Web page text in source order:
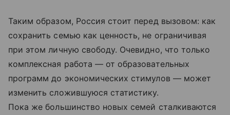
Таким образом, Россия стоит перед вызовом: как
сохранить семью как ценность, не ограничивая
при этом личную свободу. Очевидно, что только
комплексная работа — от образовательных
программ до экономических стимулов — может
изменить сложившуюся статистику.
Пока же большинство новых семей сталкиваются